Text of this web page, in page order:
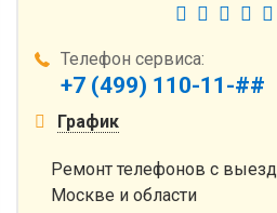
Телефон сервиса:
+7 (499) 110-11-##
График
Ремонт телефонов с
Москве и области